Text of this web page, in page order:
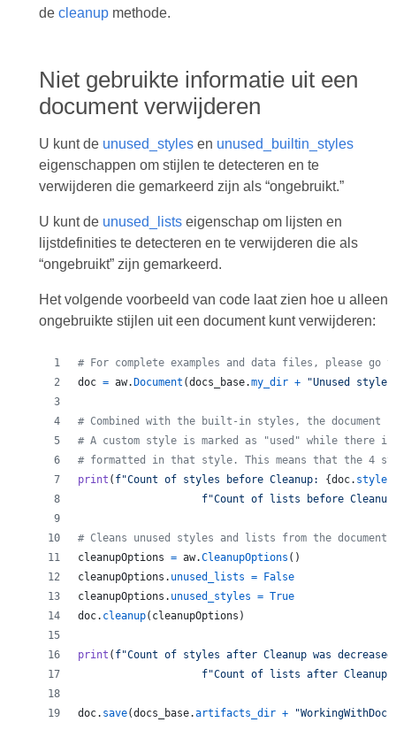
de cleanupmethode.
Niet gebruikte informatie uit een
document verwijderen
U kunt de unused_stylesen unused_builtin_styles
eigenschappen om stijlen te detecteren en te
verwijderen die gemarkeerd zijn als “ongebruikt.”
U kunt de unused_listseigenschap om lijsten en
lijstdefinities te detecteren en te verwijderen die als
“ongebruikt” zijn gemarkeerd.
Het volgende voorbeeld van code laat zien hoe u alleen
ongebruikte stijlen uit een document kunt verwijderen:
# For complete examples and data files, please go
doc = aw. Document (docs_base.my_dir + "Unused
# Combined with the built-in styles, the document
# A custom style is marked as "used" while there
# formatted in that style. This means that the 4
print ( f"Count of styles before Cleanup: {doc. styles
f"Count of lists before
# Cleans unused styles and lists from the document
cleanupOptions = aw.CleanupOptions ()
cleanupOptions . unused_lists =
False
cleanupOptions . unused_styles = True
doc. cleanup( cleanupOptions )
print ( f"Count of styles after Cleanup was
f"Count of lists after Cleanup
doc. save(docs_base.artifacts_dir +